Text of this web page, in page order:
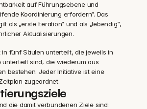
auf Führungsebene und
Koordinierung erfordern“. Das
als „erste Iteration“ und als „lebendig“,
Aktualisierungen.
in fünf Säulen unterteilt, die jeweils in
sind, die wiederum aus
bestehen. Jeder Initiative ist eine
zugeordnet.
die damit verbundenen Ziele sind: